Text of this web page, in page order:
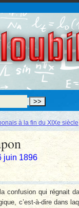
à la fin du XIXe siècle
juin 1896
confu­sion qui régnait
c’est-à-dire dans